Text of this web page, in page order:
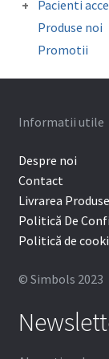
Surub
Pacienti
Ceara
Cutie
Produse noi
Promotii
Informatii utile
Despre noi
Contact
Livrarea
Politică De
Politică de
© Simbols 2023